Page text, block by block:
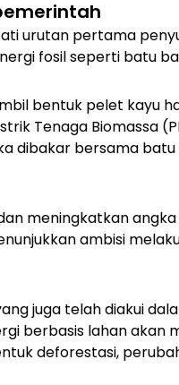
urutan pertama
fosil seperti batu
bentuk pelet kayu
Tenaga Biomassa
dibakar bersama batu
meningkatkan
ambisi
juga telah diakui
berbasis lahan akan
deforestasi,